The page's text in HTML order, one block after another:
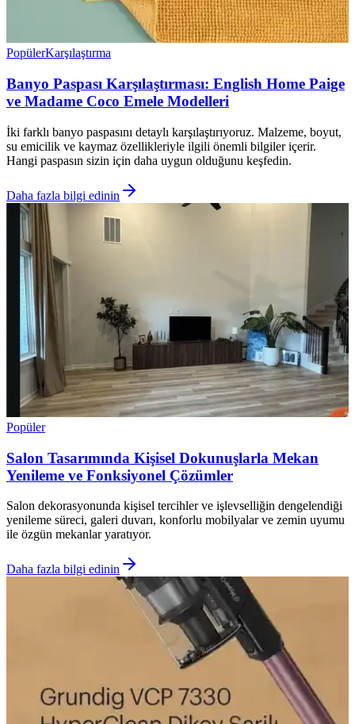
PopülerKarşılaştırma
Banyo Paspası Karşılaştırması: English Home Paige
ve Madame Coco Emele Modelleri
İki farklı banyo paspasını detaylı karşılaştırıyoruz. Malzeme, boyut,
su emicilik ve kaymaz özellikleriyle ilgili önemli bilgiler içerir.
Hangi paspasın sizin için daha uygun olduğunu keşfedin.
Daha fazla bilgi edinin
Popüler
Salon Tasarımında Kişisel Dokunuşlarla Mekan
Yenileme ve Fonksiyonel Çözümler
Salon dekorasyonunda kişisel tercihler ve işlevselliğin dengelendiği
yenileme süreci, galeri duvarı, konforlu mobilyalar ve zemin uyumu
ile özgün mekanlar yaratıyor.
Daha fazla bilgi edinin